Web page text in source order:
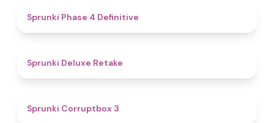
Sprunki Phase 4 Definitive
Sprunki Deluxe Retake
Sprunki Corruptbox 3